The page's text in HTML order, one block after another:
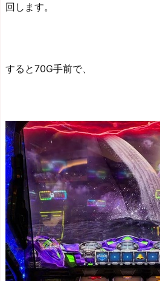
回します。
すると70G手前で、